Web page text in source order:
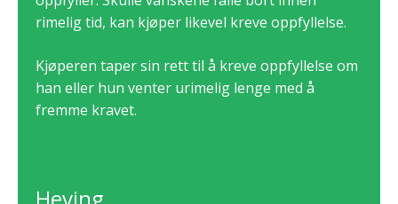
rimelig tid, kan kjøper likevel kreve oppfyllelse.
Kjøperen taper sin rett til å kreve oppfyllelse om
han eller hun venter urimelig lenge med å
fremme kravet.
Heving